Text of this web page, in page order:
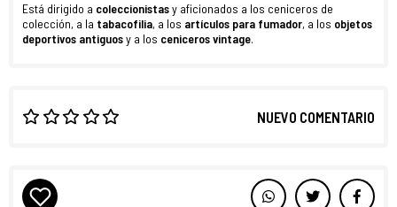
Está dirigido a coleccionistasy aficionados a los ceniceros de
colección, a la tabacofilia, a los artículos para fumador, a los objetos
deportivos antiguosy a los ceniceros vintage.
NUEVO COMENTARIO